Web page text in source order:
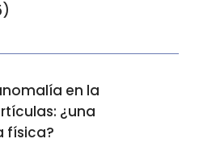
en la
¿una
física?